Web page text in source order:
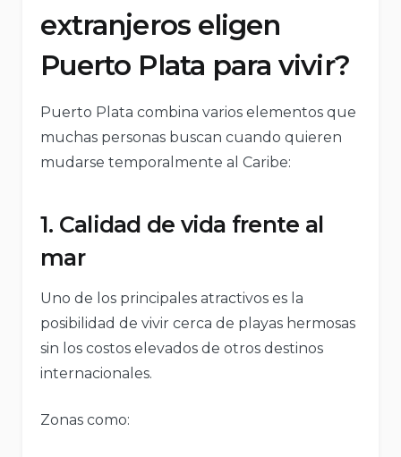
extranjeros eligen
Puerto Plata para vivir?
Puerto Plata combina varios elementos que
muchas personas buscan cuando quieren
mudarse temporalmente al Caribe:
1. Calidad de vida frente al
mar
Uno de los principales atractivos es la
posibilidad de vivir cerca de playas hermosas
sin los costos elevados de otros destinos
internacionales.
Zonas como: